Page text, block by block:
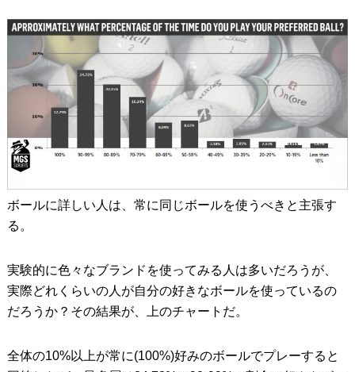
ボールに詳しい人は、常に同じボールを使うべきと主張す
る。
実験的に色々なブランドを使ってみる人は多いだろうが、
実際どれくらいの人が自分の好きなボールを使っているの
だろうか？その結果が、上のチャートだ。
全体の10%以上が常に(100%)好みのボールでプレーすると